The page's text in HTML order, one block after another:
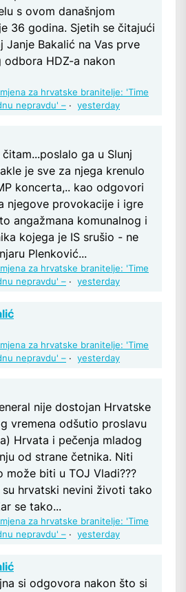
s ovom današnjom
36 godina. Sjetih se čitajući
Janje Bakalić na Vas prve
odbora HDZ-a nakon
za hrvatske branitelje: 'Time
nepravdu' – · yesterday
ga u Slunj
je sve za njega krenulo
koncerta,.. kao odgovori
njegove provokacije i igre
angažmana komunalnog i
kojega je IS srušio - ne
Plenković...
za hrvatske branitelje: 'Time
nepravdu' – · yesterday
za hrvatske branitelje: 'Time
nepravdu' – · yesterday
nije dostojan Hrvatske
vremena odšutio proslavu
Hrvata i pečenja mladog
od strane četnika. Niti
može biti u TOJ Vladi???
hrvatski nevini životi tako
se tako...
za hrvatske branitelje: 'Time
nepravdu' – · yesterday
si odgovora nakon što si